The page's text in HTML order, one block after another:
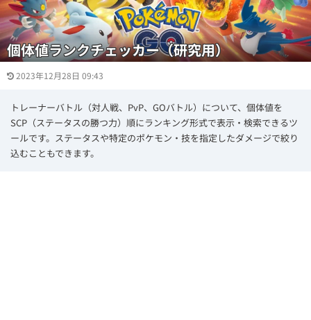
個体値ランクチェッカー（研究用）
2023年12月28日 09:43
トレーナーバトル（対人戦、PvP、GOバトル）について、個体値を
SCP（ステータスの勝つ力）順にランキング形式で表示・検索できるツ
ールです。ステータスや特定のポケモン・技を指定したダメージで絞り
込むこともできます。